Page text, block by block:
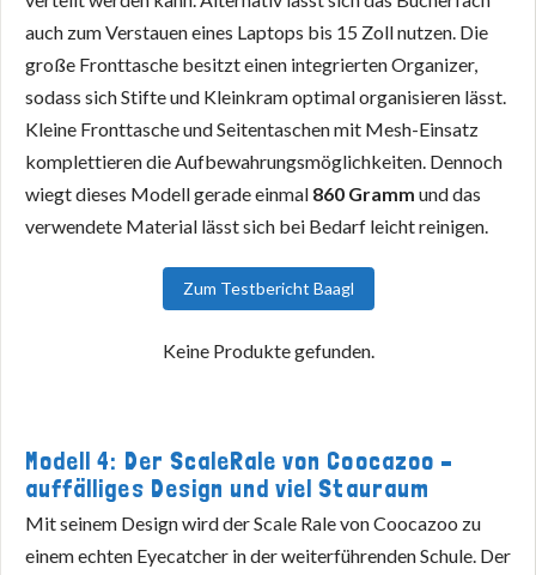
auch zum Verstauen eines Laptops bis 15 Zoll nutzen. Die
große Fronttasche besitzt einen integrierten Organizer,
sodass sich Stifte und Kleinkram optimal organisieren lässt.
Kleine Fronttasche und Seitentaschen mit Mesh-Einsatz
komplettieren die Aufbewahrungsmöglichkeiten. Dennoch
wiegt dieses Modell gerade einmal 860 Gramm und das
verwendete Material lässt sich bei Bedarf leicht reinigen.
Zum Testbericht Baagl
Keine Produkte gefunden.
Modell 4: Der ScaleRale von Coocazoo –
auffälliges Design und viel Stauraum
Mit seinem Design wird der Scale Rale von Coocazoo zu
einem echten Eyecatcher in der weiterführenden Schule. Der